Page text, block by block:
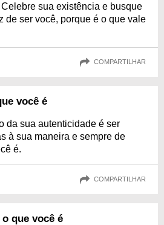
sua existência e busque
de ser você, porque é o que vale
COMPARTILHAR
você é
da sua autenticidade é ser
à sua maneira e sempre de
é.
COMPARTILHAR
que você é